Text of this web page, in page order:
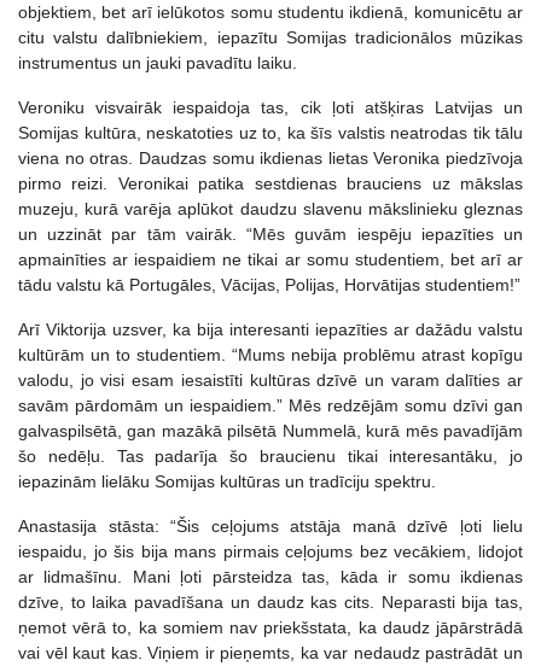
objektiem, bet arī ielūkotos somu studentu ikdienā, komunicētu ar
citu valstu dalībniekiem, iepazītu Somijas tradicionālos mūzikas
instrumentus un jauki pavadītu laiku.
Veroniku visvairāk iespaidoja tas, cik ļoti atšķiras Latvijas un
Somijas kultūra, neskatoties uz to, ka šīs valstis neatrodas tik tālu
viena no otras. Daudzas somu ikdienas lietas Veronika piedzīvoja
pirmo reizi. Veronikai patika sestdienas brauciens uz mākslas
muzeju, kurā varēja aplūkot daudzu slavenu mākslinieku gleznas
un uzzināt par tām vairāk. “Mēs guvām iespēju iepazīties un
apmainīties ar iespaidiem ne tikai ar somu studentiem, bet arī ar
tādu valstu kā Portugāles, Vācijas, Polijas, Horvātijas studentiem!”
Arī Viktorija uzsver, ka bija interesanti iepazīties ar dažādu valstu
kultūrām un to studentiem. “Mums nebija problēmu atrast kopīgu
valodu, jo visi esam iesaistīti kultūras dzīvē un varam dalīties ar
savām pārdomām un iespaidiem.” Mēs redzējām somu dzīvi gan
galvaspilsētā, gan mazākā pilsētā Nummelā, kurā mēs pavadījām
šo nedēļu. Tas padarīja šo braucienu tikai interesantāku, jo
iepazinām lielāku Somijas kultūras un tradīciju spektru.
Anastasija stāsta: “Šis ceļojums atstāja manā dzīvē ļoti lielu
iespaidu, jo šis bija mans pirmais ceļojums bez vecākiem, lidojot
ar lidmašīnu. Mani ļoti pārsteidza tas, kāda ir somu ikdienas
dzīve, to laika pavadīšana un daudz kas cits. Neparasti bija tas,
ņemot vērā to, ka somiem nav priekšstata, ka daudz jāpārstrādā
vai vēl kaut kas. Viņiem ir pieņemts, ka var nedaudz pastrādāt un